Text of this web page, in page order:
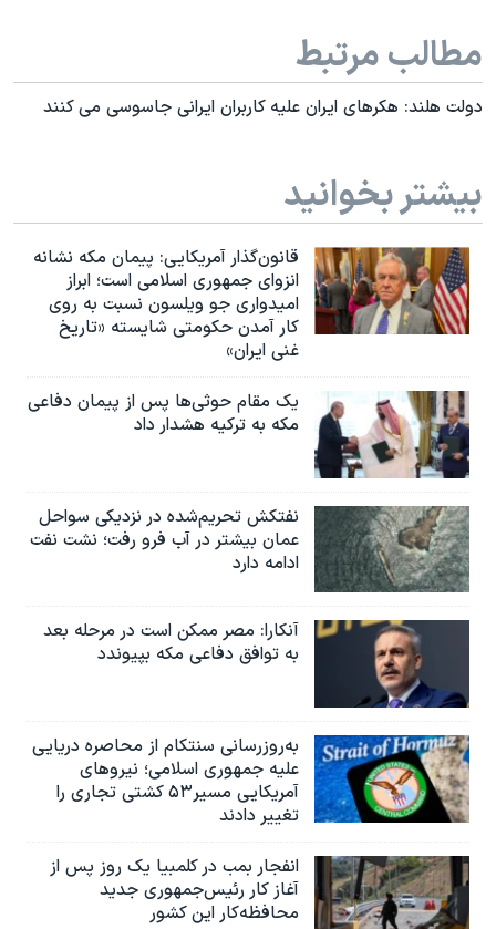
مطالب مرتبط
دولت هلند: هکرهای ایران علیه کاربران ایرانی جاسوسی می کنند
بیشتر بخوانید
قانون‌گذار آمریکایی: پیمان مکه نشانه
انزوای جمهوری اسلامی است؛ ابراز
امیدواری جو ویلسون نسبت به روی
کار آمدن حکومتی شایسته «تاریخ
غنی ایران»
یک مقام حوثی‌ها پس از پیمان دفاعی
مکه به ترکیه هشدار داد
نفتکش تحریم‌شده در نزدیکی سواحل
عمان بیشتر در آب فرو رفت؛ نشت نفت
ادامه دارد
آنکارا: مصر ممکن است در مرحله بعد
به توافق دفاعی مکه بپیوندد
به‌روزرسانی سنتکام از محاصره دریایی
علیه جمهوری اسلامی؛ نیروهای
آمریکایی مسیر۵۳ کشتی تجاری را
تغییر دادند
انفجار بمب‌‌ در کلمبیا یک روز پس از
آغاز کار رئیس‌جمهوری جدید
محافظه‌کار این کشور